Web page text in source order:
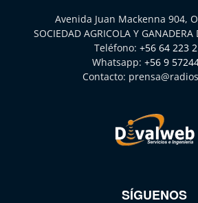
Avenida Juan Mackenna 904,
SOCIEDAD AGRICOLA Y
Teléfono: +56 64 223
Whatsapp: +56 9
Contacto:
SÍGUENOS